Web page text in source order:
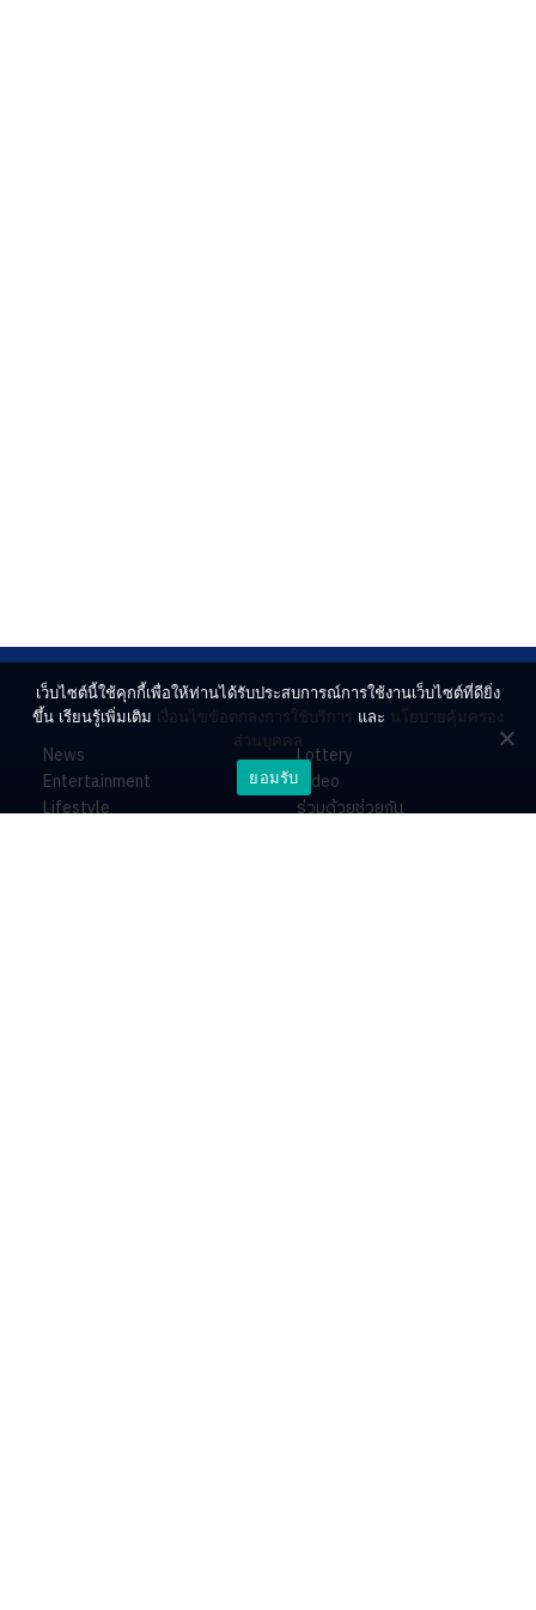
News
Entertainment
Lifestyle
Lottery
Video
ร่วมด้วยช่วยกัน
เว็บไซต์นี้ใช้คุกกี้เพื่อให้ท่านได้รับประสบการณ์การใช้งานเว็บไซต์ที่ดียิ่ง
ขึ้น เรียนรู้เพิ่มเติม เงื่อนไขข้อตกลงการใช้บริการ และ นโยบายคุ้มครอง
ส่วนบุคคล
ยอมรับ